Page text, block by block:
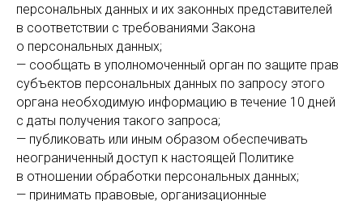
персональных данных и их законных представителей
в соответствии с требованиями Закона
о персональных данных;
— сообщать в уполномоченный орган по защите прав
субъектов персональных данных по запросу этого
органа необходимую информацию в течение 10 дней
с даты получения такого запроса;
— публиковать или иным образом обеспечивать
неограниченный доступ к настоящей Политике
в отношении обработки персональных данных;
— принимать правовые, организационные